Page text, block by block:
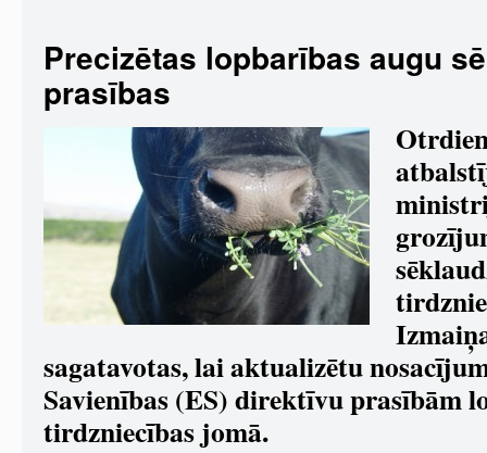
Precizētas lopbarības augu
prasības
sagatavotas, lai aktualizētu
Savienības (ES) direktīvu prasībām
tirdzniecības jomā.